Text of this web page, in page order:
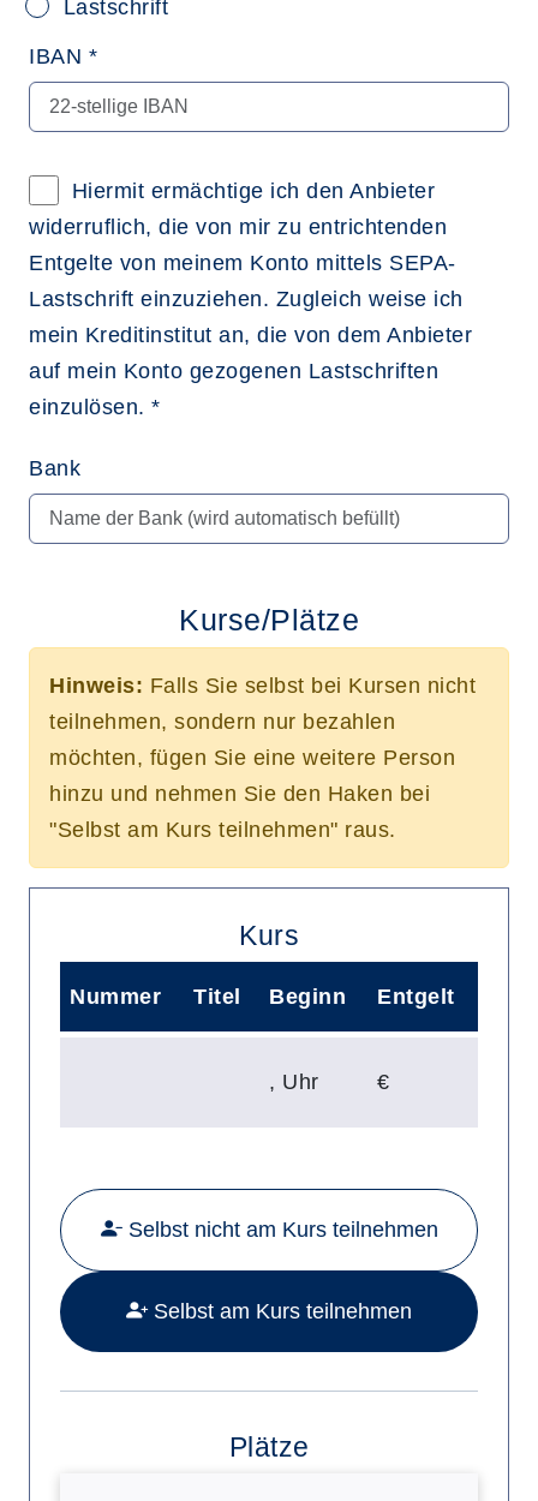
Lastschrift
IBAN *
Hiermit ermächtige ich den Anbieter
widerruflich, die von mir zu entrichtenden
Entgelte von meinem Konto mittels SEPA-
Lastschrift einzuziehen. Zugleich weise ich
mein Kreditinstitut an, die von dem Anbieter
auf mein Konto gezogenen Lastschriften
einzulösen. *
Bank
Kurse/Plätze
Hinweis: Falls Sie selbst bei Kursen nicht
teilnehmen, sondern nur bezahlen
möchten, fügen Sie eine weitere Person
hinzu und nehmen Sie den Haken bei
"Selbst am Kurs teilnehmen" raus.
Kurs
Nummer Titel Beginn Entgelt
Mehr Details zu folgendem Kurs
, Uhr €
Selbst nicht am Kurs teilnehmen
Selbst am Kurs teilnehmen
Plätze